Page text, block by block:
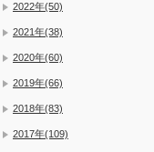
2022年(50)
2021年(38)
2020年(60)
2019年(66)
2018年(83)
2017年(109)